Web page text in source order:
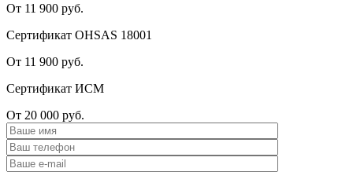
От 11 900 руб.
Сертификат OHSAS 18001
От 11 900 руб.
Сертификат ИСМ
От 20 000 руб.